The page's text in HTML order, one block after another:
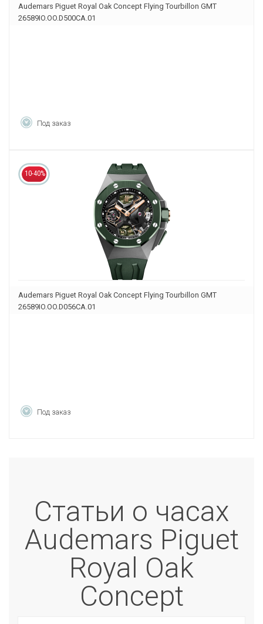
Audemars Piguet Royal Oak Concept Flying Tourbillon GMT
26589IO.OO.D500CA.01
Под заказ
10-40%
Audemars Piguet Royal Oak Concept Flying Tourbillon GMT
26589IO.OO.D056CA.01
Под заказ
Статьи о часах
Audemars Piguet
Royal Oak
Concept